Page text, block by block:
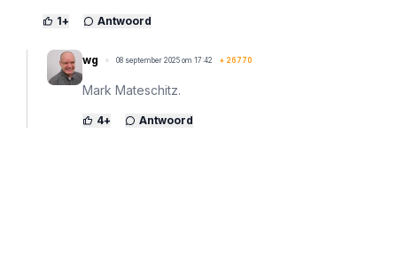
1+ Antwoord
wg 08 september 2025 om 17:42 + 26770
Mark Mateschitz.
4+ Antwoord